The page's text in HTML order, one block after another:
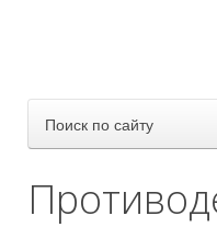
Поиск по сайту